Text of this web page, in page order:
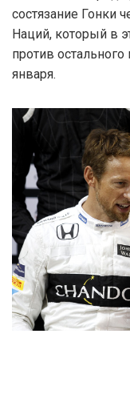
состязание Гонки
Наций, который в
против остального
января.